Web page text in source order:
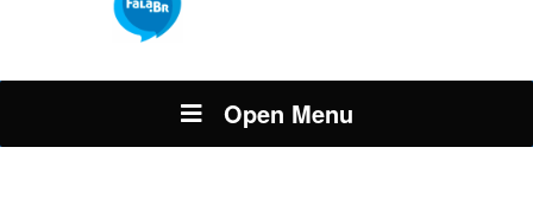
Open Menu